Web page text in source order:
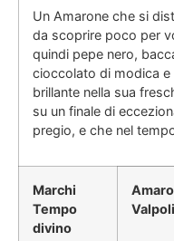
Un Amarone che si
da scoprire poco per
quindi pepe nero,
cioccolato di modica
brillante nella sua
su un finale di
pregio, e che nel
Marchi
Tempo
divino